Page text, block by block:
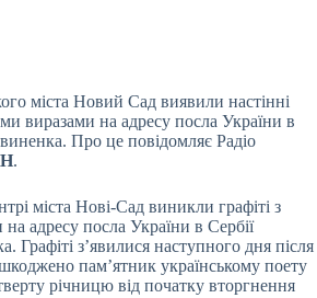
міста Новий Сад виявили настінні
виразами на адресу посла України в
Про це повідомляє Радіо
.
міста Нові-Сад виникли графіті з
адресу посла України в Сербії
Графіті з’явилися наступного дня після
пам’ятник українському поету
річницю від початку вторгнення